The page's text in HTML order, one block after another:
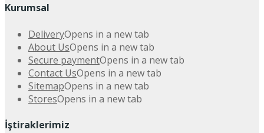
Kurumsal
DeliveryOpens in a new tab
About UsOpens in a new tab
Secure paymentOpens in a new tab
Contact UsOpens in a new tab
SitemapOpens in a new tab
StoresOpens in a new tab
İştiraklerimiz